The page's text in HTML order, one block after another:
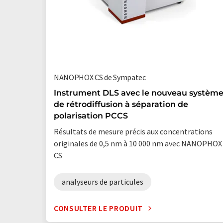
NANOPHOX CS de Sympatec
Instrument DLS avec le nouveau système
de rétrodiffusion à séparation de
polarisation PCCS
Résultats de mesure précis aux concentrations
originales de 0,5 nm à 10 000 nm avec NANOPHOX
CS
analyseurs de particules
CONSULTER LE PRODUIT